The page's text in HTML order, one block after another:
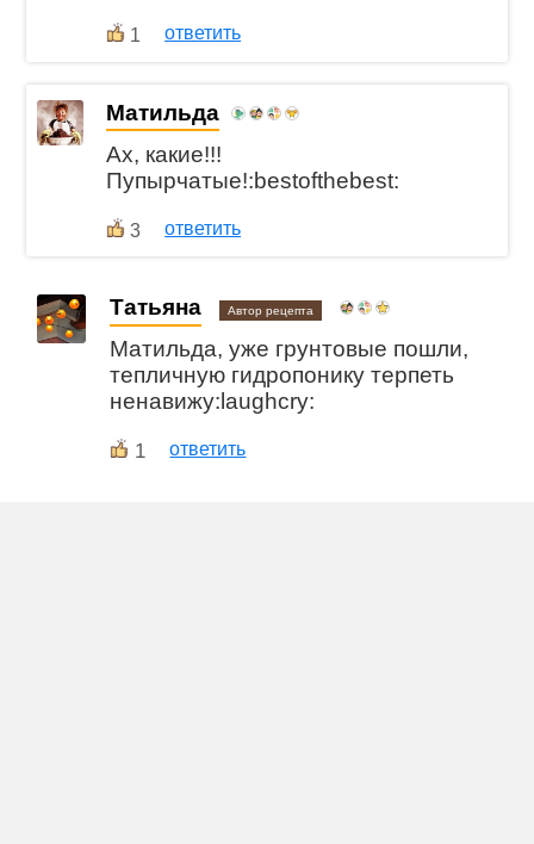
1 ответить
Матильда
Ах, какие!!!
Пупырчатые!:bestofthebest:
3 ответить
Татьяна Автор рецепта
Матильда, уже грунтовые пошли,
тепличную гидропонику терпеть
ненавижу:laughcry:
1 ответить